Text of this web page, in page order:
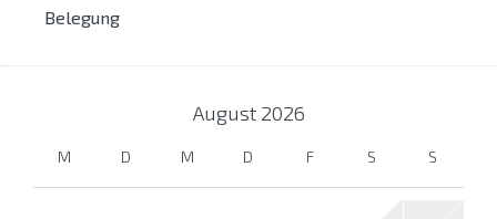
Belegung
August 2026
M D M D F S S